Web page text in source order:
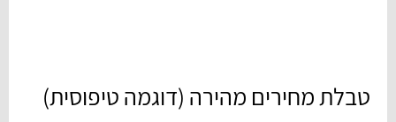
טבלת מחירים מהירה (דוגמה טיפוסית)